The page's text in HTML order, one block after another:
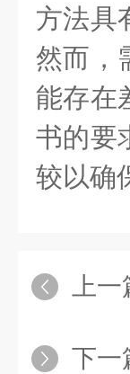
方法具
然而，
能存在
书的要
较以确
上一
下一